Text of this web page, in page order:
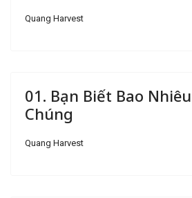
Quang Harvest
01. Bạn Biết Bao
Chúng
Quang Harvest